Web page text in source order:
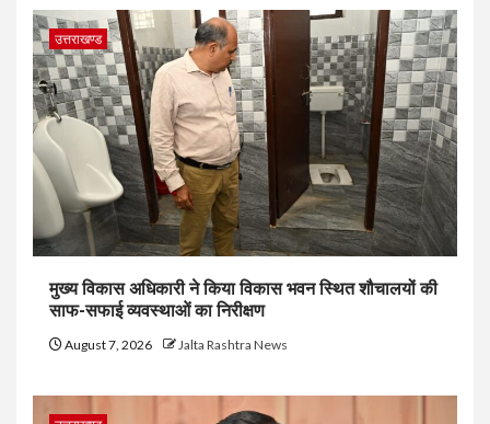
उत्तराखण्ड
मुख्य विकास अधिकारी ने किया विकास भवन स्थित शौचालयों की
साफ-सफाई व्यवस्थाओं का निरीक्षण
August 7, 2026 Jalta Rashtra News